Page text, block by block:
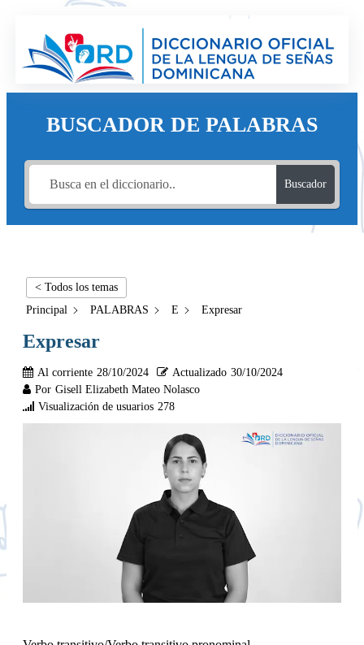
BUSCADOR DE PALABRAS
Buscador
< Todos los temas
Principal
PALABRAS E Expresar
Expresar
Al corriente 28/10/2024 Actualizado 30/10/2024
Por Gisell Elizabeth Mateo Nolasco
Visualización de usuarios 278